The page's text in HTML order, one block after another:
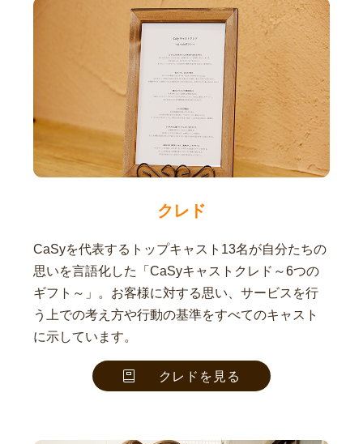
クレド
CaSyを代表するトップキャスト13名が自分たちの
思いを言語化した「CaSyキャストクレド～6つの
ギフト～」。お客様に対する思い、サービスを行
う上での考え方や行動の基準をすべてのキャスト
に示しています。
クレドを見る